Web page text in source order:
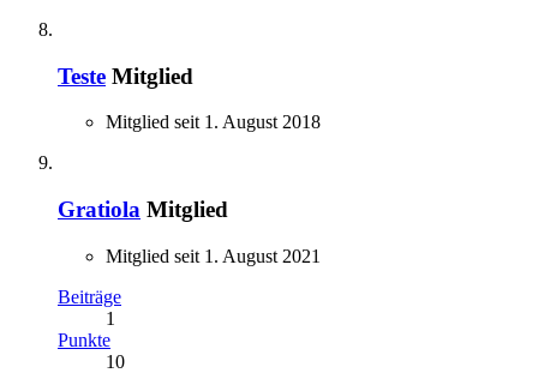
Teste Mitglied
Mitglied seit 1. August 2018
Gratiola Mitglied
Mitglied seit 1. August 2021
Beiträge
1
Punkte
10